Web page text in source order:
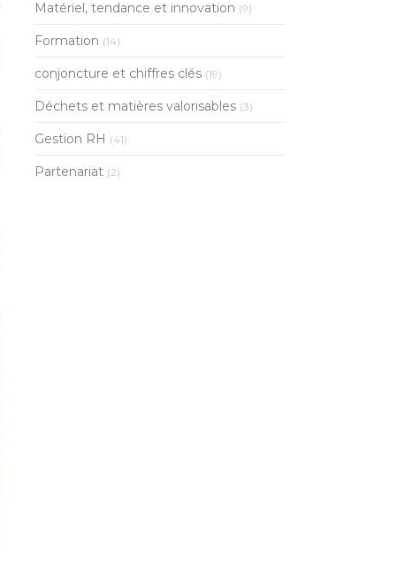
Matériel, tendance et innovation (9)
Formation (14)
conjoncture et chiffres clés (19)
Déchets et matières valorisables (3)
Gestion RH (41)
Partenariat (2)